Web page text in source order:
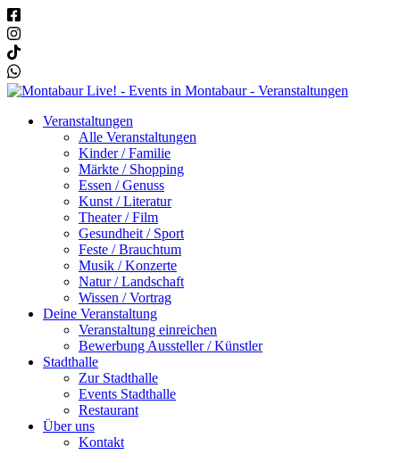
Veranstaltungen
Alle Veranstaltungen
Kinder / Familie
Märkte / Shopping
Essen / Genuss
Kunst / Literatur
Theater / Film
Gesundheit / Sport
Feste / Brauchtum
Musik / Konzerte
Natur / Landschaft
Wissen / Vortrag
Deine Veranstaltung
Veranstaltung einreichen
Bewerbung Aussteller / Künstler
Stadthalle
Zur Stadthalle
Events Stadthalle
Restaurant
Über uns
Kontakt